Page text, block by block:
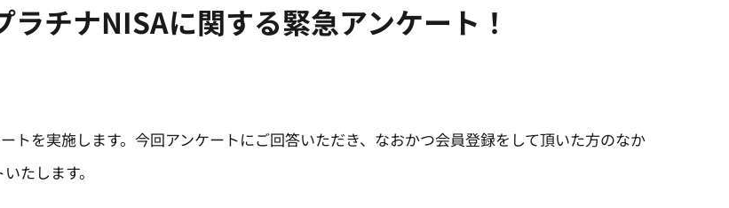
チナNISAに関する緊急アンケート！
を実施します。今回アンケートにご回答いただき、なおかつ会員登録をして頂いた方のなか
たします。